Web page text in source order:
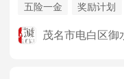
五险一金 奖励计划
茂名市电白区御